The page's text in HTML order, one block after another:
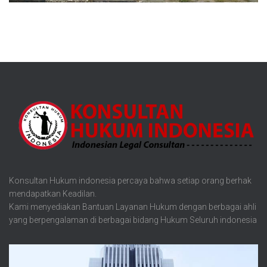
Konsultan Hukum indonesia percaya bahwa setiap orang berhak
mendapatkan Keadilan.
Kami menyediakan Bantuan Layanan Hukum dengan berbagai ahli
yang berpengalaman di berbagai bidang Hukum Seluruh indonesia